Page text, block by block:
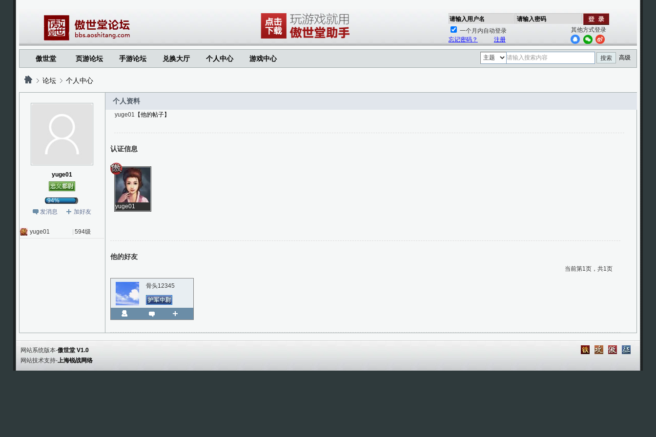
请输入用户名
请输入密码
一个月内自动登录
忘记密码？
注册
其他方式登录
傲世堂 页游论坛 手游论坛 兑换大厅 个人中心 游戏中心 搜索 高级
论坛
?
个人中心
yuge01
94%
发消息
加好友
yuge01 594级
个人资料
yuge01 【他的帖子】
认证信息
yuge01
他的好友
当前第1页，共1页
骨头12345
网站系统版本-傲世堂 V1.0
网站技术支持-上海锐战网络